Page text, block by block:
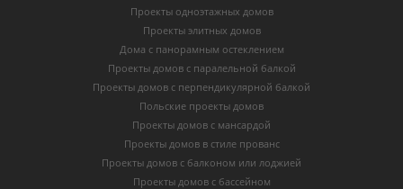
Проекты одноэтажных домов
Проекты элитных домов
Дома с панорамным остеклением
Проекты домов с паралельной балкой
Проекты домов с перпендикулярной балкой
Польские проекты домов
Проекты домов с мансардой
Проекты домов в стиле прованс
Проекты домов с балконом или лоджией
Проекты домов с бассейном